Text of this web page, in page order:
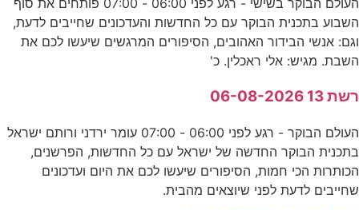
העולם הבוקר בשישי - רגע לפני 06:00 - 07:00 פותחים את סוף
השבוע בתכנית הבוקר עם כל החדשות והעדכונים שחייבים לדעת,
וגם: אנשי הבידור האהובים, הסיפורים המרגשים שיעשו לכם את
השבת. מגיש: אלי ראכלין. כ'
רשת 13 06-08-2026
העולם הבוקר - רגע לפני 06:00 - 07:00 עומר ירדני ורותם ישראל
בתכנית הבוקר החדשה של ישראל עם כל החדשות, הפרשנים,
הכותרות הכי חמות, הסיפורים שיעשו לכם את היום ועדכונים
שחייבים לדעת לפני שיוצאים מהבית.